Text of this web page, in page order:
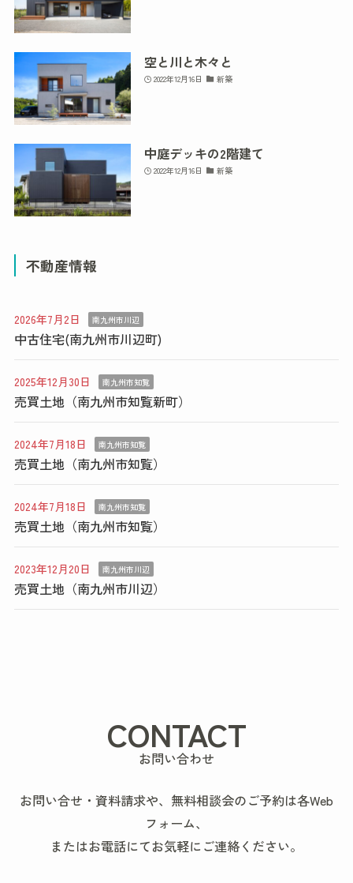
空と川と木々と
2022年12月16日 新築
中庭デッキの2階建て
2022年12月16日 新築
不動産情報
2026年7月2日 南九州市川辺
中古住宅(南九州市川辺町)
2025年12月30日 南九州市知覧
売買土地（南九州市知覧新町）
2024年7月18日 南九州市知覧
売買土地（南九州市知覧）
2024年7月18日 南九州市知覧
売買土地（南九州市知覧）
2023年12月20日 南九州市川辺
売買土地（南九州市川辺）
CONTACT
お問い合わせ
お問い合せ・資料請求や、無料相談会のご予約は各Web
フォーム、
またはお電話にてお気軽にご連絡ください。